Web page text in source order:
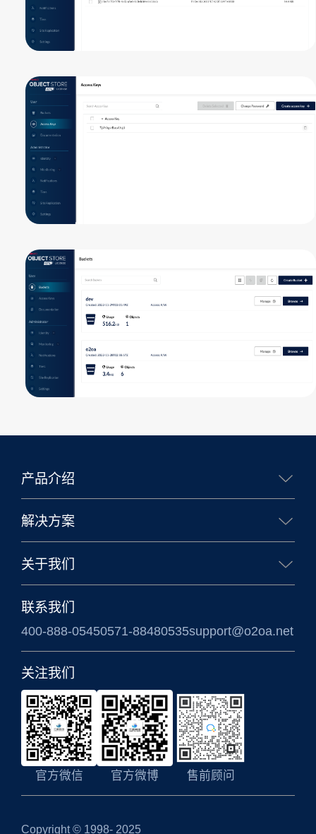
产品介绍
解决方案
关于我们
联系我们
400-888-05450571-88480535support@o2oa.net
关注我们
官方微信 官方微博 售前顾问
Copyright © 1998- 2025